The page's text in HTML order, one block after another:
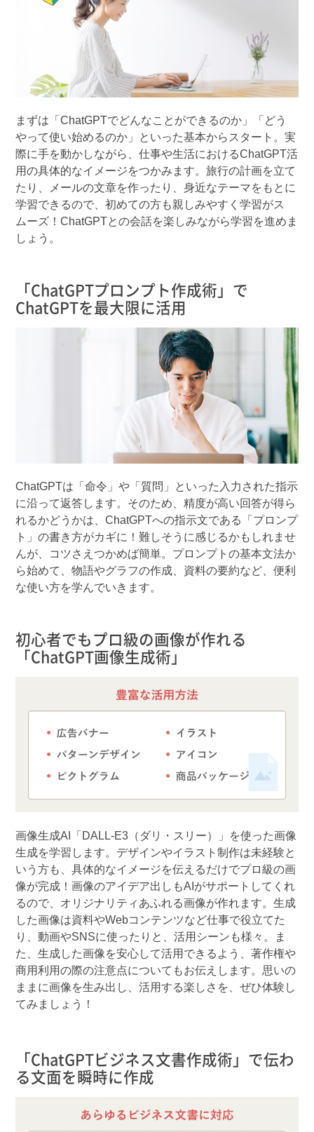
まずは「ChatGPTでどんなことができるのか」「どう
やって使い始めるのか」といった基本からスタート。実
際に手を動かしながら、仕事や生活におけるChatGPT活
用の具体的なイメージをつかみます。旅行の計画を立て
たり、メールの文章を作ったり、身近なテーマをもとに
学習できるので、初めての方も親しみやすく学習がス
ムーズ！ChatGPTとの会話を楽しみながら学習を進めま
しょう。
「ChatGPTプロンプト作成術」で
ChatGPTを最大限に活用
ChatGPTは「命令」や「質問」といった入力された指示
に沿って返答します。そのため、精度が高い回答が得ら
れるかどうかは、ChatGPTへの指示文である「プロンプ
ト」の書き方がカギに！難しそうに感じるかもしれませ
んが、コツさえつかめば簡単。プロンプトの基本文法か
ら始めて、物語やグラフの作成、資料の要約など、便利
な使い方を学んでいきます。
初心者でもプロ級の画像が作れる
「ChatGPT画像生成術」
画像生成AI「DALL-E3（ダリ・スリー）」を使った画像
生成を学習します。デザインやイラスト制作は未経験と
いう方も、具体的なイメージを伝えるだけでプロ級の画
像が完成！画像のアイデア出しもAIがサポートしてくれ
るので、オリジナリティあふれる画像が作れます。生成
した画像は資料やWebコンテンツなど仕事で役立てた
り、動画やSNSに使ったりと、活用シーンも様々。ま
た、生成した画像を安心して活用できるよう、著作権や
商用利用の際の注意点についてもお伝えします。思いの
ままに画像を生み出し、活用する楽しさを、ぜひ体験し
てみましょう！
「ChatGPTビジネス文書作成術」で伝わ
る文面を瞬時に作成